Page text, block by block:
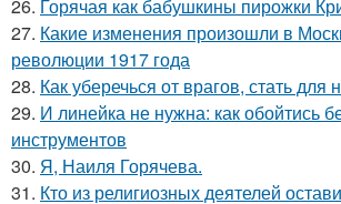
26. Горячая как бабушкины пирожки
27. Какие изменения произошли в
революции 1917 года
28. Как уберечься от врагов, стать
29. И линейка не нужна: как обойтись
инструментов
30. Я, Наиля Горячева.
31. Кто из религиозных деятелей